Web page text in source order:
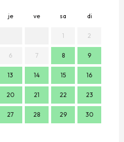
je ve sa di
1 2
6 7 8 9
13 14 15 16
20 21 22 23
27 28 29 30